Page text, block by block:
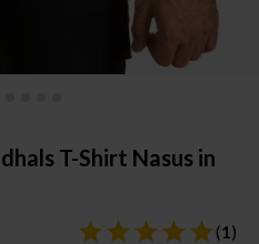
T-Shirt Nasus in
(1 )